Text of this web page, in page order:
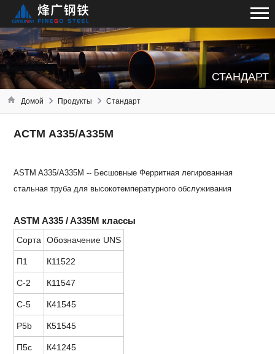
СТАНДАРТ
Домой Продукты Стандарт
АСТМ А335/А335М
ASTM A335/A335M -- Бесшовные Ферритная легированная
стальная труба для высокотемпературного обслуживания
ASTM A335 / A335M классы
Сорта Обозначение UNS
П1 К11522
С-2 К11547
С-5 К41545
P5b К51545
П5с К41245